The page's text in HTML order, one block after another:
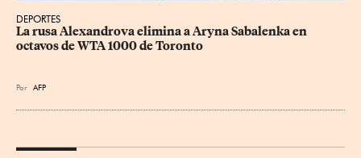
DEPORTES
La rusa Alexandrova elimina a Aryna Sabalenka en
octavos de WTA 1000 de Toronto
Por AFP